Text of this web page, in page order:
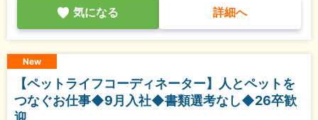
気になる 詳細へ
New
【ペットライフコーディネーター】人とペットを
つなぐお仕事◆9月入社◆書類選考なし◆26卒歓